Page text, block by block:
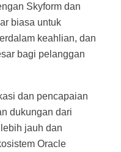
Skyform dan
biasa untuk
keahlian, dan
bagi pelanggan
dan pencapaian
dukungan dari
jauh dan
Oracle